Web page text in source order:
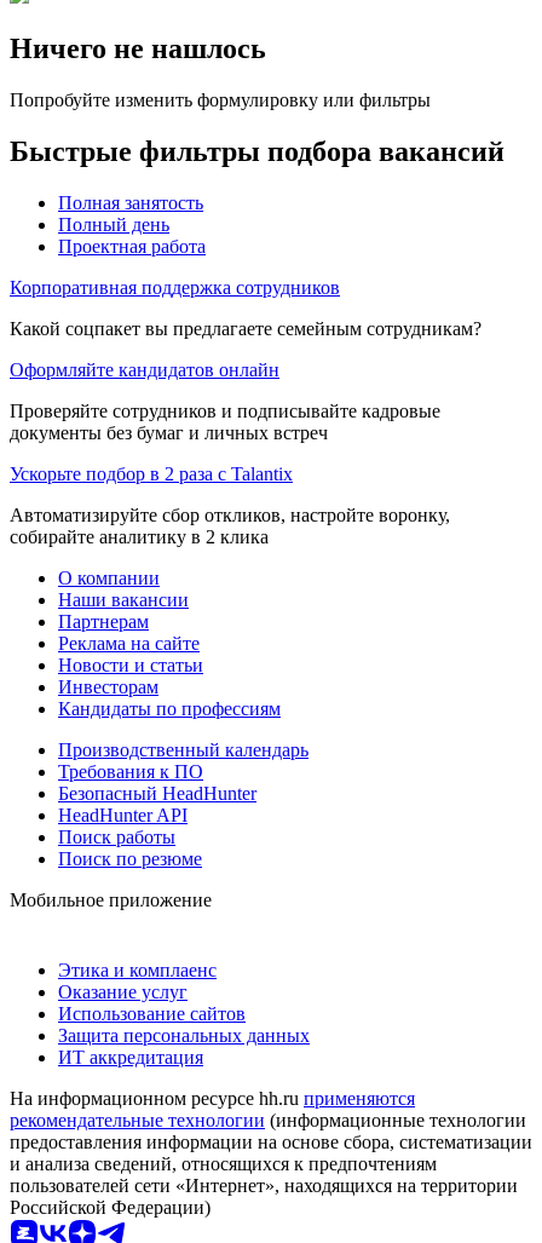
Ничего не нашлось
Попробуйте изменить формулировку или фильтры
Быстрые фильтры подбора вакансий
Полная занятость
Полный день
Проектная работа
Корпоративная поддержка сотрудников
Какой соцпакет вы предлагаете семейным сотрудникам?
Оформляйте кандидатов онлайн
Проверяйте сотрудников и подписывайте кадровые
документы без бумаг и личных встреч
Ускорьте подбор в 2 раза с Talantix
Автоматизируйте сбор откликов, настройте воронку,
собирайте аналитику в 2 клика
О компании
Наши вакансии
Партнерам
Реклама на сайте
Новости и статьи
Инвесторам
Кандидаты по профессиям
Производственный календарь
Требования к ПО
Безопасный HeadHunter
HeadHunter API
Поиск работы
Поиск по резюме
Мобильное приложение
Этика и комплаенс
Оказание услуг
Использование сайтов
Защита персональных данных
ИТ аккредитация
На информационном ресурсе hh.ru применяются
рекомендательные технологии (информационные технологии
предоставления информации на основе сбора, систематизации
и анализа сведений, относящихся к предпочтениям
пользователей сети «Интернет», находящихся на территории
Российской Федерации)